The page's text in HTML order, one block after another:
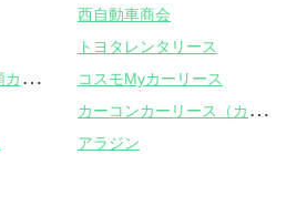
西自動車商会
トヨタレンタリース
お
トクにマイカー 定額カルモくん
コスモMyカーリース
カ
ーコンカーリース（カーコンビニ倶楽部）
アラジン